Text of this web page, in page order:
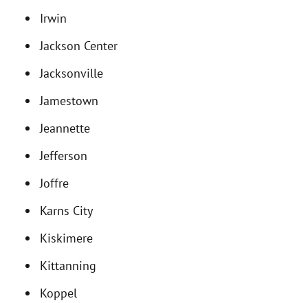
Irwin
Jackson Center
Jacksonville
Jamestown
Jeannette
Jefferson
Joffre
Karns City
Kiskimere
Kittanning
Koppel